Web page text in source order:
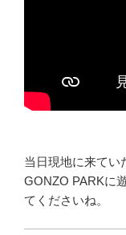
当日現地に来てい
GONZO PARKに
てくださいね。